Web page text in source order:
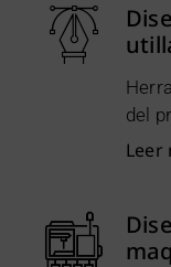
del
Leer